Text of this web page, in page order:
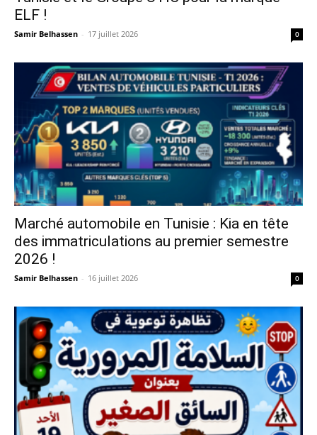
ELF !
Samir Belhassen - 17 juillet 2026 0
Marché automobile en Tunisie : Kia en tête
des immatriculations au premier semestre
2026 !
Samir Belhassen - 16 juillet 2026 0